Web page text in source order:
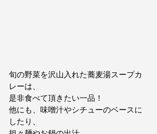
旬の野菜を沢山入れた蕎麦湯スープカ
レーは、
是非食べて頂きたい一品！
他にも、味噌汁やシチューのベースに
したり、